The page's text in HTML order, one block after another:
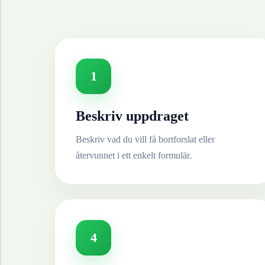
1
Beskriv uppdraget
Beskriv vad du vill få bortforslat eller
återvunnet i ett enkelt formulär.
4